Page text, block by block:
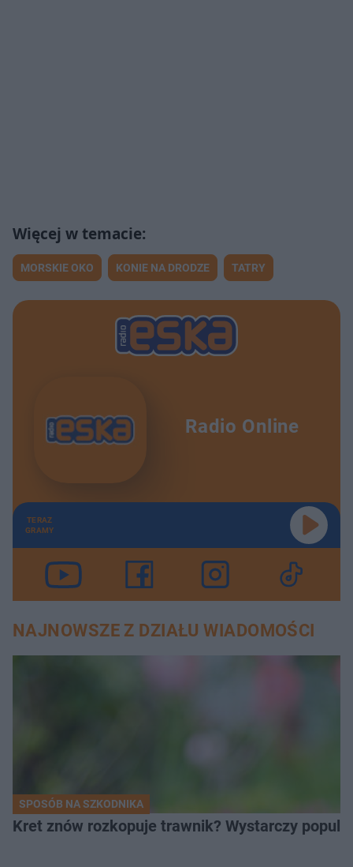
MORSKIE OKO KONIE NA DRODZE TATRY
Radio Online
TERAZ
GRAMY
NAJNOWSZE Z DZIAŁU WIADOMOŚCI
SPOSÓB NA SZKODNIKA
Kret znów rozkopuje trawnik? Wystarczy